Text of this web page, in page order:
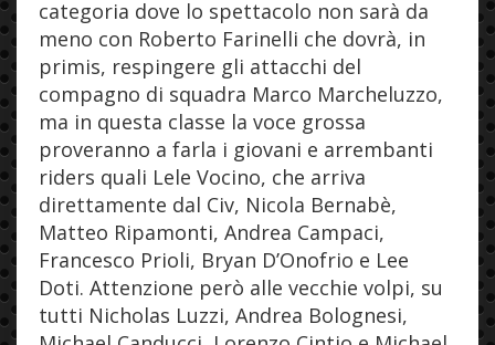
categoria dove lo spettacolo non sarà da
meno con Roberto Farinelli che dovrà, in
primis, respingere gli attacchi del
compagno di squadra Marco Marcheluzzo,
ma in questa classe la voce grossa
proveranno a farla i giovani e arrembanti
riders quali Lele Vocino, che arriva
direttamente dal Civ, Nicola Bernabè,
Matteo Ripamonti, Andrea Campaci,
Francesco Prioli, Bryan D’Onofrio e Lee
Doti. Attenzione però alle vecchie volpi, su
tutti Nicholas Luzzi, Andrea Bolognesi,